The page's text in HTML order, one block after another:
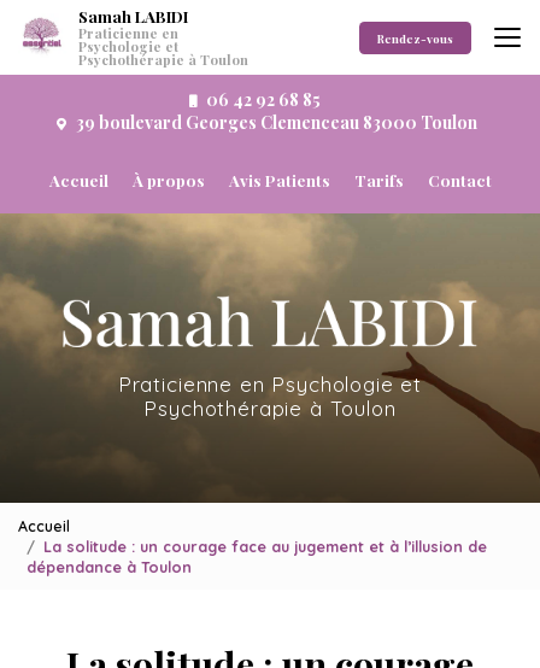
Aller
06 42 92 68 85
39 boulevard Georges Clemenceau 83000 Toulon
Accueil À propos Avis Patients Tarifs Contact
Samah LABIDI
Praticienne en
Psychologie et
Psychothérapie à Toulon
Rendez-vous
Praticienne en Psychologie et
Psychothérapie à Toulon
Accueil
La solitude : un courage face au jugement et à l’illusion de
dépendance à Toulon